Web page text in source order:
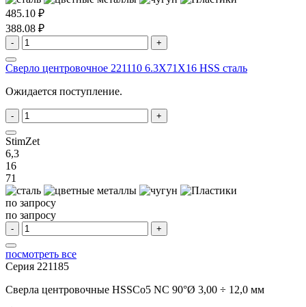
485.10 ₽
388.08 ₽
- +
Сверло центровочное 221110 6.3X71X16 HSS сталь
Ожидается поступление.
- +
StimZet
6,3
16
71
по запросу
по запросу
- +
посмотреть все
Серия 221185
Сверла центровочные HSSCo5 NC 90°Ø 3,00 ÷ 12,0 мм